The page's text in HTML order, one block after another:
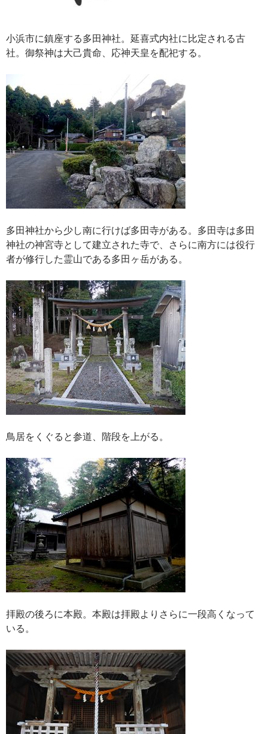
小浜市に鎮座する多田神社。延喜式内社に比定される古
社。御祭神は大己貴命、応神天皇を配祀する。
多田神社から少し南に行けば多田寺がある。多田寺は多田
神社の神宮寺として建立された寺で、さらに南方には役行
者が修行した霊山である多田ヶ岳がある。
鳥居をくぐると参道、階段を上がる。
拝殿の後ろに本殿。本殿は拝殿よりさらに一段高くなって
いる。